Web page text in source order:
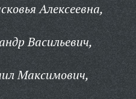
Алексеевна,
Васильевич,
Максимович,